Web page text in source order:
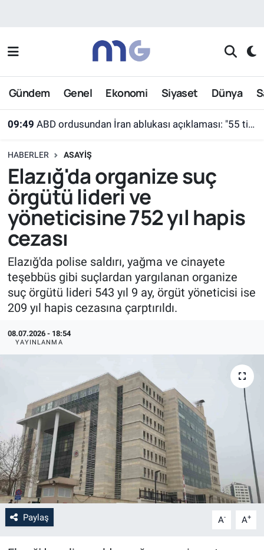
Gündem Genel Ekonomi Siyaset Dünya
09:49 ABD ordusundan İran ablukası açıklaması: "55 ticari gemi farklı rotalara yönlendirildi"
HABERLER ASAYIŞ
Elazığ'da organize suç
örgütü lideri ve
yöneticisine 752 yıl hapis
cezası
Elazığ'da polise saldırı, yağma ve cinayete
teşebbüs gibi suçlardan yargılanan organize
suç örgütü lideri 543 yıl 9 ay, örgüt yöneticisi ise
209 yıl hapis cezasına çarptırıldı.
08.07.2026 - 18:54
YAYINLANMA
Paylaş A- A+
Nöbetçi Eczaneler
Hava Durumu
Süper Lig Puan Durumu ve Fikstür
Tüm Manşetler
Son Dakika Haberleri
Haber Arşivi